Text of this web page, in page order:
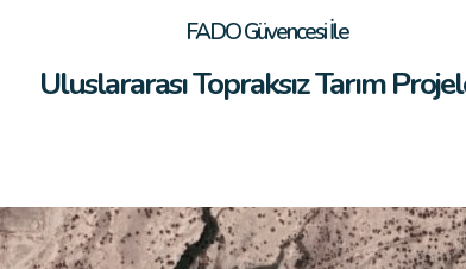
FADO Güvencesi İle
Uluslararası Topraksız Tarım